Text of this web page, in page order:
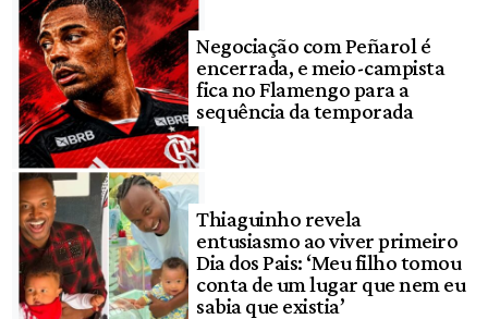
Negociação com Peñarol é
encerrada, e meio-campista
fica no Flamengo para a
sequência da temporada
Thiaguinho revela
entusiasmo ao viver primeiro
Dia dos Pais: ‘Meu filho tomou
conta de um lugar que nem eu
sabia que existia’